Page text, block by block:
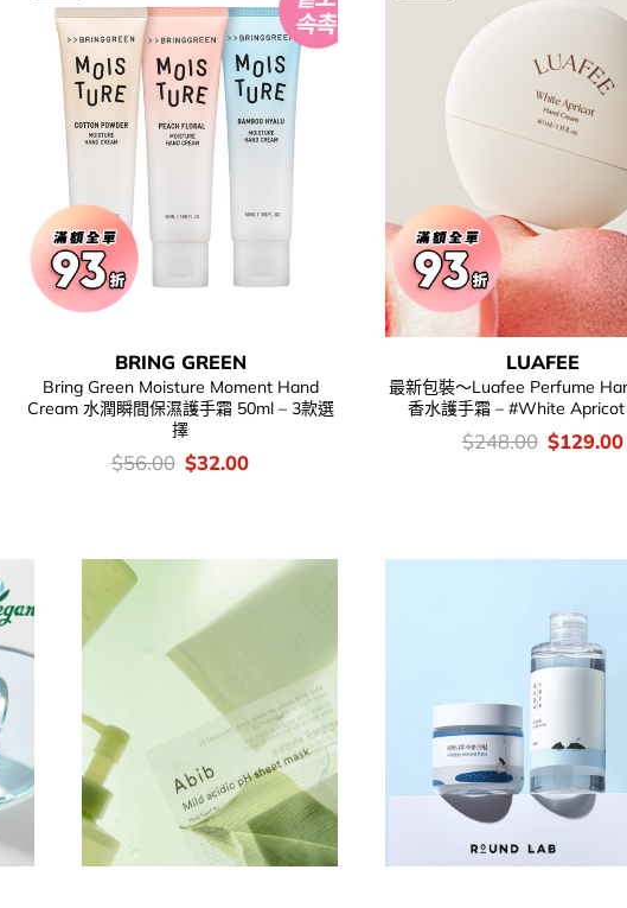
BRING GREEN
Bring Green Moisture Moment Hand
Cream 水潤瞬間保濕護手霜 50ml – 3款選
擇
價
錢：
$56.00 Original
price
$32.00Current
LUAFEE
最新包裝～Luafee Perfume
香水護手霜 – #White
價
錢：
$248.00 Original
price
$129.00